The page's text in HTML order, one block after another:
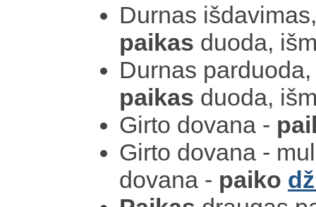
Durnas
paikas duoda,
Durnas
paikas duoda,
Girto dovana -
Girto dovana -
dovana - paiko